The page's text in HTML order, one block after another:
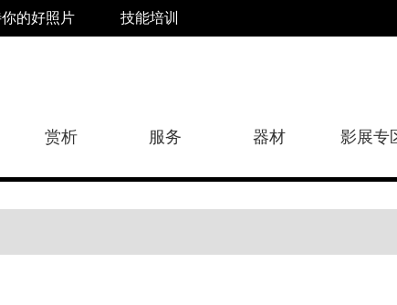
的好照片 技能培训
赏析 服务 器材 影展专